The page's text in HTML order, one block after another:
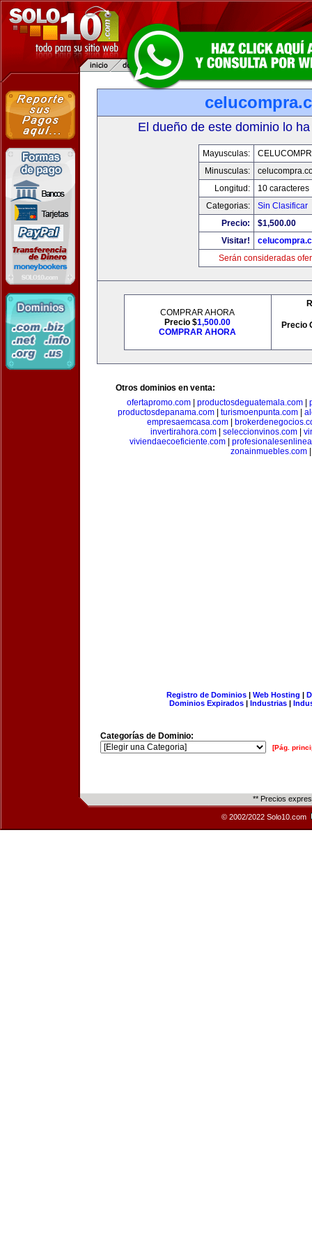
El dueño de este dominio lo
Mayusculas:
Minusculas:
Longitud:
10 caracteres
Categorias:
Sin Clasificar
Precio:
$1,500.00
Visitar!
Serán consideradas
COMPRAR AHORA
Precio $1,500.00
COMPRAR AHORA
Precio
Otros dominios en venta:
ofertapromo.com
productosdeguatemala.com
productosdepanama.com
turismoenpunta.com
empresaemcasa.com
invertirahora.com| seleccionvinos.com|
viviendaecoeficiente.com|
zonainmuebles.com
Registro de Dominios| Web Hosting |
Dominios Expirados | Industrias |
Categorías de Dominio:
[Pág.
** Precios
© 2002/2022 Solo10.com